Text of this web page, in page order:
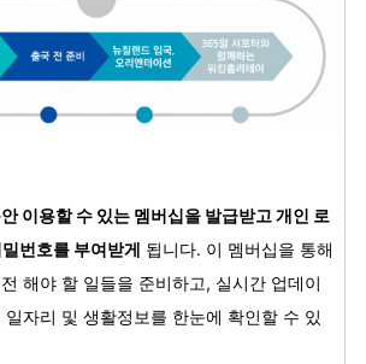
이용할 수 있는 멤버십을 발급받고 개인 로
번호를 부여받게 됩니다. 이 멤버십을 통해
해야 할 일들을 준비하고, 실시간 업데이
일자리 및 생활정보를 한눈에 확인할 수 있